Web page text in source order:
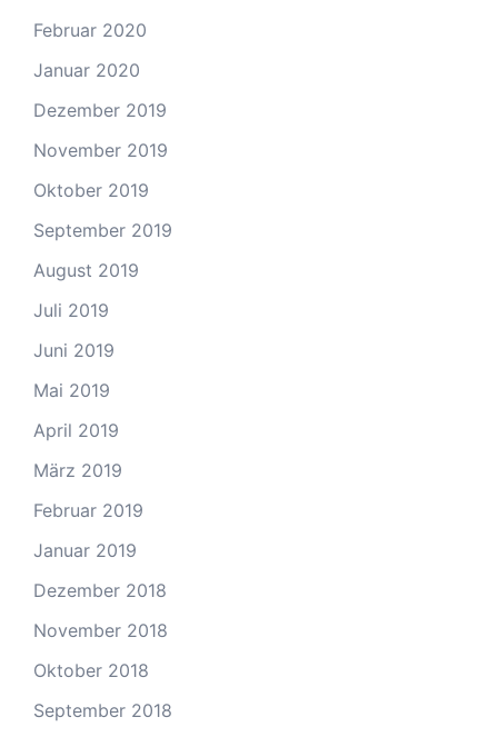
Februar 2020
Januar 2020
Dezember 2019
November 2019
Oktober 2019
September 2019
August 2019
Juli 2019
Juni 2019
Mai 2019
April 2019
März 2019
Februar 2019
Januar 2019
Dezember 2018
November 2018
Oktober 2018
September 2018